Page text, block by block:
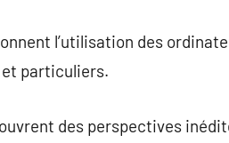
l’utilisation des
particuliers.
des perspectives